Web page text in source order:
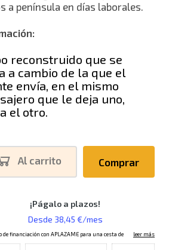
a península en días laborales.
reconstruido que se
a cambio de la que el
envía, en el mismo
que le deja uno,
el otro.
Al carrito Comprar